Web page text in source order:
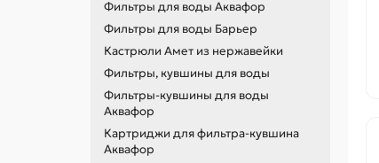
Фильтры для воды Аквафор
Фильтры для воды Барьер
Кастрюли Амет из нержавейки
Фильтры, кувшины для воды
Фильтры-кувшины для воды
Аквафор
Картриджи для фильтра-кувшина
Аквафор